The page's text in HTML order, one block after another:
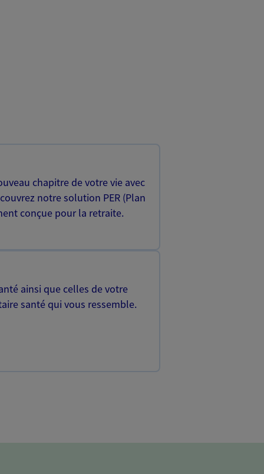
chapitre de votre vie avec
notre solution PER (Plan
conçue pour la retraite.
ainsi que celles de votre
santé qui vous ressemble.